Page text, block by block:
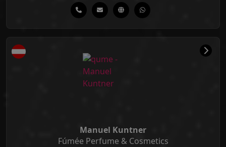
Manuel Kuntner
Fúmée Perfume & Cosmetics